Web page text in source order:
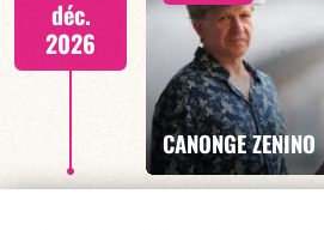
EN SAVOIR PLUS RÉSERVER
déc.
2026
CANONGE ZENINO